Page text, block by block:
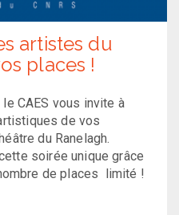
artistes du
places !
CAES vous invite à
de vos
du Ranelagh.
soirée unique grâce
de places limité !